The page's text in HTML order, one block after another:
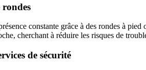
rondes
constante grâce à des rondes à
cherchant à réduire les risques de
de sécurité